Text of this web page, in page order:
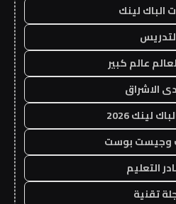
الباك لينك
عالم كبير
الاشراق
لينك 2026
وجيست بوست
التعليم
تقنية